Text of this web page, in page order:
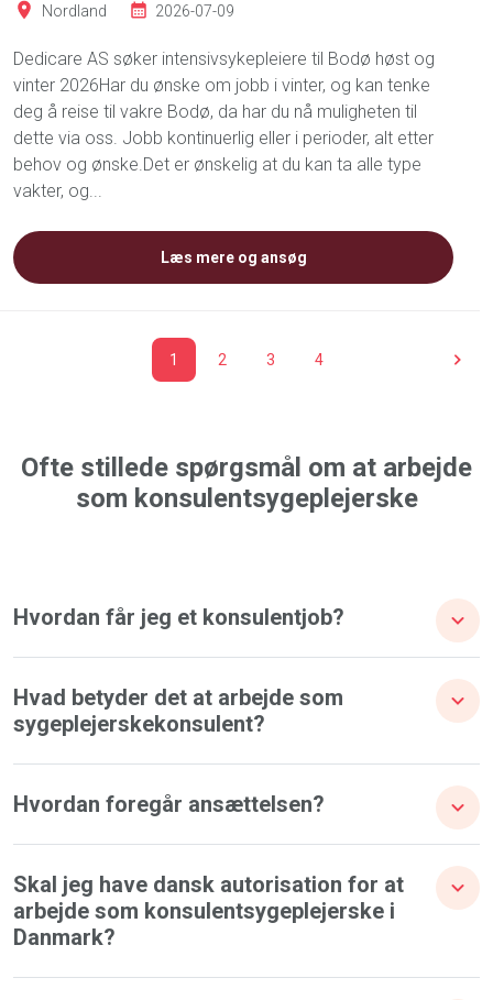
Nordland 2026-07-09
Dedicare AS søker intensivsykepleiere til Bodø høst og
vinter 2026Har du ønske om jobb i vinter, og kan tenke
deg å reise til vakre Bodø, da har du nå muligheten til
dette via oss. Jobb kontinuerlig eller i perioder, alt etter
behov og ønske.Det er ønskelig at du kan ta alle type
vakter, og...
Læs mere og ansøg
1 2 3 4
Ofte stillede spørgsmål om at arbejde
som konsulentsygeplejerske
Hvordan får jeg et konsulentjob?
Hvad betyder det at arbejde som
sygeplejerskekonsulent?
Hvordan foregår ansættelsen?
Skal jeg have dansk autorisation for at
arbejde som konsulentsygeplejerske i
Danmark?